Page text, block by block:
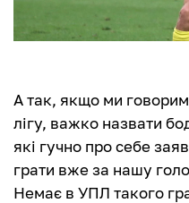
А так, якщо ми
лігу, важко назвати
які гучно про себе
грати вже за нашу
Немає в УПЛ такого